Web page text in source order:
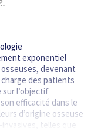
exponentiel
devenant
des patients
l’objectif
efficacité dans le
d’origine osseuse
telles que